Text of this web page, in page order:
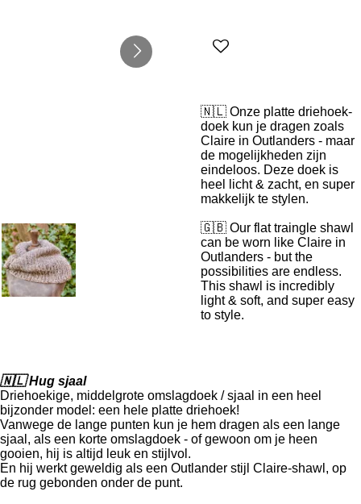
🇳🇱 Onze platte driehoek-
doek kun je dragen zoals
Claire in Outlanders - maar
de mogelijkheden zijn
eindeloos. Deze doek is
heel licht & zacht, en super
makkelijk te stylen.
🇬🇧 Our flat traingle shawl
can be worn like Claire in
Outlanders - but the
possibilities are endless.
This shawl is incredibly
light & soft, and super easy
to style.
🇳🇱 Hug sjaal
Driehoekige, middelgrote omslagdoek / sjaal in een heel
bijzonder model: een hele platte driehoek!
Vanwege de lange punten kun je hem dragen als een lange
sjaal, als een korte omslagdoek - of gewoon om je heen
gooien, hij is altijd leuk en stijlvol.
En hij werkt geweldig als een Outlander stijl Claire-shawl, op
de rug gebonden onder de punt.